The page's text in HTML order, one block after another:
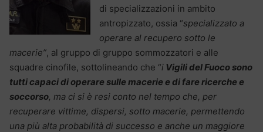
di specializzazioni in ambito
antropizzato, ossia “specializzato a
operare al recupero sotto le
macerie”, al gruppo di gruppo sommozzatori e alle
squadre cinofile, sottolineando che “i Vigili del Fuoco sono
tutti capaci di operare sulle macerie e di fare ricerche e
soccorso, ma ci si è resi conto nel tempo che, per
recuperare vittime, dispersi, sotto macerie, permettendo
una più alta probabilità di successo e anche un maggiore